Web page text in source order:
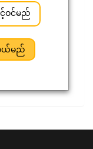
င့်ဝင်မည်
ယ်မည်